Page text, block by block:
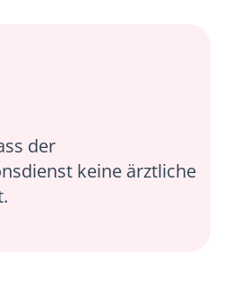
der
keine ärztliche